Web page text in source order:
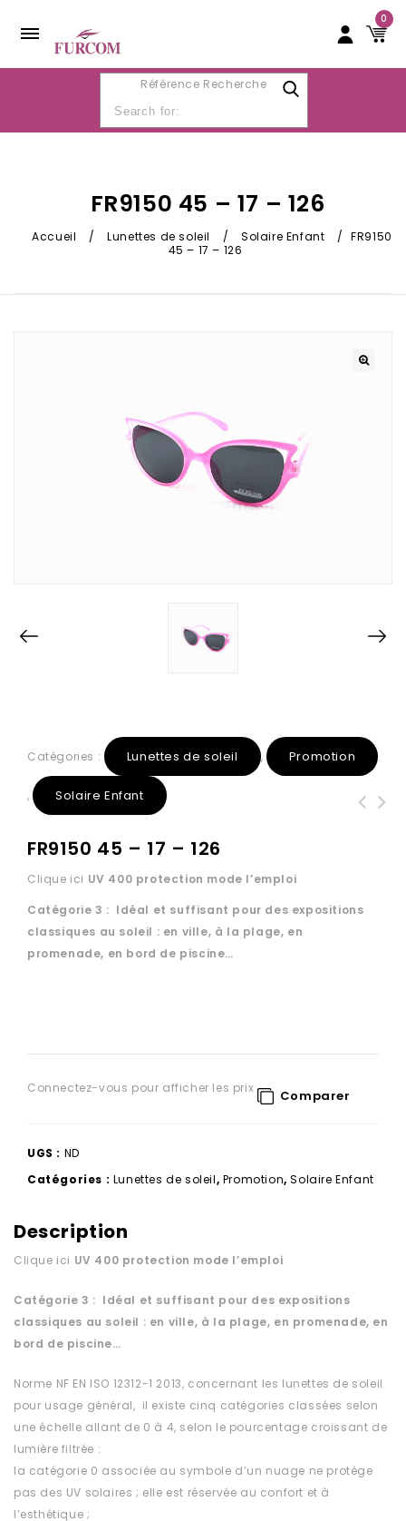
0
Référence Recherche
FR9150 45 – 17 – 126
Accueil / Lunettes de soleil / Solaire Enfant / FR9150
45 – 17 – 126
Catégories : Lunettes de soleil , Promotion
, Solaire Enfant
FR9150 45 – 17 – 126
Clique ici UV 400 protection mode l’emploi
Catégorie 3 : Idéal et suffisant pour des expositions
classiques au soleil : en ville, à la plage, en
promenade, en bord de piscine…
Connectez-vous pour afficher les prix Comparer
UGS : ND
Catégories : Lunettes de soleil, Promotion,Solaire Enfant
Description
Clique ici UV 400 protection mode l’emploi
Catégorie 3 : Idéal et suffisant pour des expositions
classiques au soleil : en ville, à la plage, en promenade, en
bord de piscine…
Norme NF EN ISO 12312-1 2013, concernant les lunettes de soleil
pour usage général, il existe cinq catégories classées selon
une échelle allant de 0 à 4, selon le pourcentage croissant de
lumière filtrée :
la catégorie 0 associée au symbole d’un nuage ne protège
pas des UV solaires ; elle est réservée au confort et à
l’esthétique ;